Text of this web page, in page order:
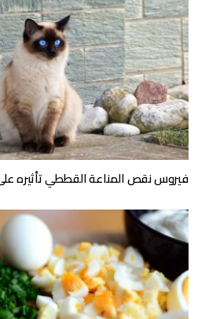
فيروس نقص المناعة القططي تأثيره